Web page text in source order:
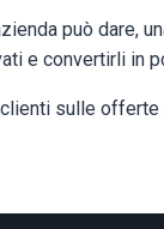
può dare,
e convertirli in
sulle